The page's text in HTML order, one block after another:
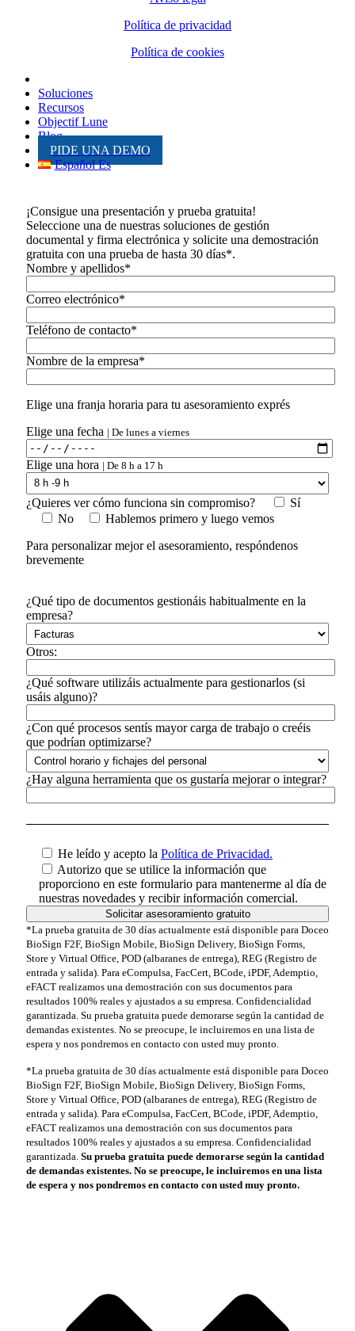
Política de privacidad
Política de cookies
Soluciones
Recursos
Objectif Lune
Blog
PIDE UNA DEMO
Español Es
¡Consigue una presentación y prueba gratuita!
Seleccione una de nuestras soluciones de gestión
documental y firma electrónica y solicite una demostración
gratuita con una prueba de hasta 30 días*.
Nombre y apellidos*
Correo electrónico*
Teléfono de contacto*
Nombre de la empresa*
Elige una franja horaria para tu asesoramiento exprés
Elige una fecha | De lunes a viernes
Elige una hora | De 8 h a 17 h
¿Quieres ver cómo funciona sin compromiso?
Sí
No
Hablemos primero y luego vemos
Para personalizar mejor el asesoramiento, respóndenos
brevemente
¿Qué tipo de documentos gestionáis habitualmente en la
empresa?
Otros:
¿Qué software utilizáis actualmente para gestionarlos (si
usáis alguno)?
¿Con qué procesos sentís mayor carga de trabajo o creéis
que podrían optimizarse?
¿Hay alguna herramienta que os gustaría mejorar o integrar?
He leído y acepto la Política de Privacidad.
Autorizo que se utilice la información que
proporciono en este formulario para mantenerme al día de
nuestras novedades y recibir información comercial.
*La prueba gratuita de 30 días actualmente está disponible para Doceo
BioSign F2F, BioSign Mobile, BioSign Delivery, BioSign Forms,
Store y Virtual Office, POD (albaranes de entrega), REG (Registro de
entrada y salida). Para eCompulsa, FacCert, BCode, iPDF, Ademptio,
eFACT realizamos una demostración con sus documentos para
resultados 100% reales y ajustados a su empresa. Confidencialidad
garantizada. Su prueba gratuita puede demorarse según la cantidad de
demandas existentes. No se preocupe, le incluiremos en una lista de
espera y nos pondremos en contacto con usted muy pronto.
*La prueba gratuita de 30 días actualmente está disponible para Doceo
BioSign F2F, BioSign Mobile, BioSign Delivery, BioSign Forms,
Store y Virtual Office, POD (albaranes de entrega), REG (Registro de
entrada y salida). Para eCompulsa, FacCert, BCode, iPDF, Ademptio,
eFACT realizamos una demostración con sus documentos para
resultados 100% reales y ajustados a su empresa. Confidencialidad
garantizada. Su prueba gratuita puede demorarse según la cantidad
de demandas existentes. No se preocupe, le incluiremos en una lista
de espera y nos pondremos en contacto con usted muy pronto.